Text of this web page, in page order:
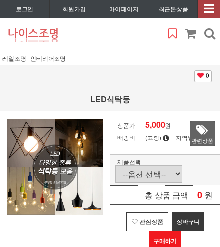
로그인 회원가입 마이페이지 최근본상품
레일조명 l 인테리어조명
0
LED식탁등
상품가 5,000원
배송비
(고정) 지역별관련상품
제품선택
총 상품 금액 0 원
관심상품 장바구니
구매하기